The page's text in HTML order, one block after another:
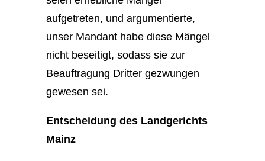
aufgetreten, und argumentierte,
unser Mandant habe diese Mängel
nicht beseitigt, sodass sie zur
Beauftragung Dritter gezwungen
gewesen sei.
Entscheidung des Landgerichts
Mainz